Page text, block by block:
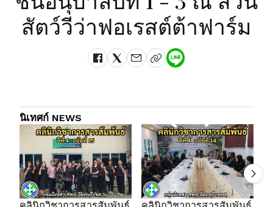
สัตว์วีว่าฟอเรสต์ต้าฟาร์ม
นิเทศก์ NEWS